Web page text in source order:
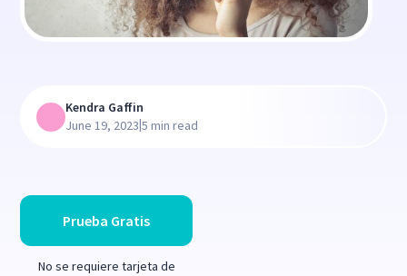
Prueba Gratis
No se requiere tarjeta de
Kendra Gaffin
June 19, 2023|5 min read